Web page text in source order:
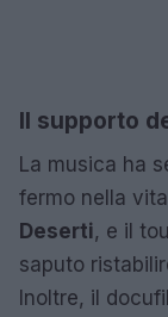
Il supporto
La musica ha
fermo nella
Deserti, e il
saputo
Inoltre, il